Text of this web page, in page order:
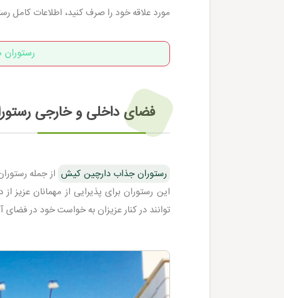
مورد علاقه خود را صرف کنید، اطلاعات کامل
فضای داخلی و خارجی
رستوران جذاب دارچین کیش از جمله
این رستوران برای پذیرایی از مهمانان
توانند در کنار عزیزان به خواست خود در فضای